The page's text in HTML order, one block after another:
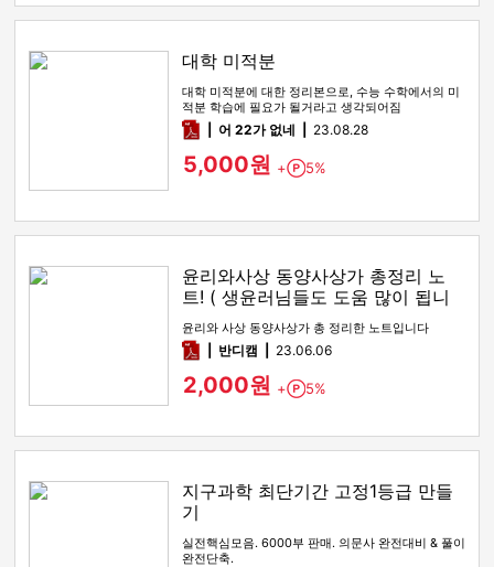
대학 미적분
대학 미적분에 대한 정리본으로, 수능 수학에서의 미
적분 학습에 필요가 될거라고 생각되어짐
pdf어 22가 없네 23.08.28
5,000원 + Point
5%
윤리와사상 동양사상가 총정리 노
트! ( 생윤러님들도 도움 많이 됩니
다! )
윤리와 사상 동양사상가 총 정리한 노트입니다
pdf반디캠 23.06.06
2,000원 + Point
5%
지구과학 최단기간 고정1등급 만들
기
실전핵심모음. 6000부 판매. 의문사 완전대비 & 풀이
완전단축.